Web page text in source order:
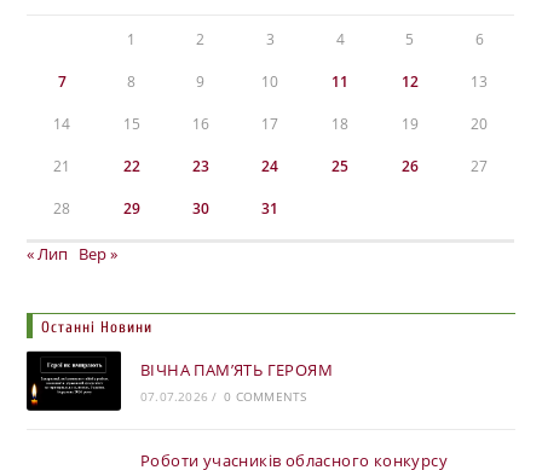
1 2 3 4 5 6
7 8 9 10 11 12 13
14 15 16 17 18 19 20
21 22 23 24 25 26 27
28 29 30 31
« Лип Вер »
Останні Новини
ВІЧНА ПАМ’ЯТЬ ГЕРОЯМ
07.07.2026 / 0 COMMENTS
Роботи учасників обласного конкурсу